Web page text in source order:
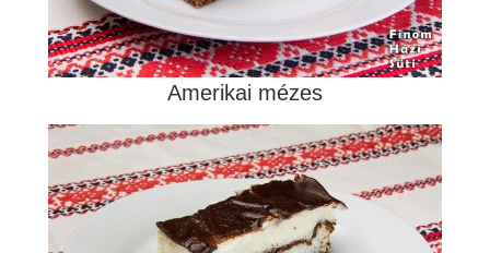
Amerikai mézes